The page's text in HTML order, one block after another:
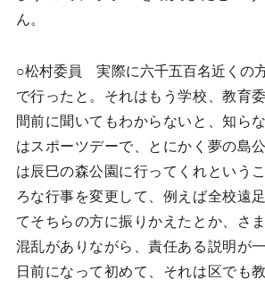
ん。
○松村委員 実際に六千五百名近くの
で行ったと。それはもう学校、教育
間前に聞いてもわからないと、知ら
はスポーツデーで、とにかく夢の島
は辰巳の森公園に行ってくれという
ろな行事を変更して、例えば全校遠
てそちらの方に振りかえたとか、さ
混乱がありながら、責任ある説明が
日前になって初めて、それは区でも